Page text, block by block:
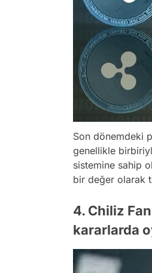
Son dönemdeki
genellikle
sistemine sahip
bir değer olarak
4. Chiliz
kararlarda